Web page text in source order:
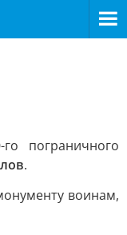
пограничного
.
воинам,